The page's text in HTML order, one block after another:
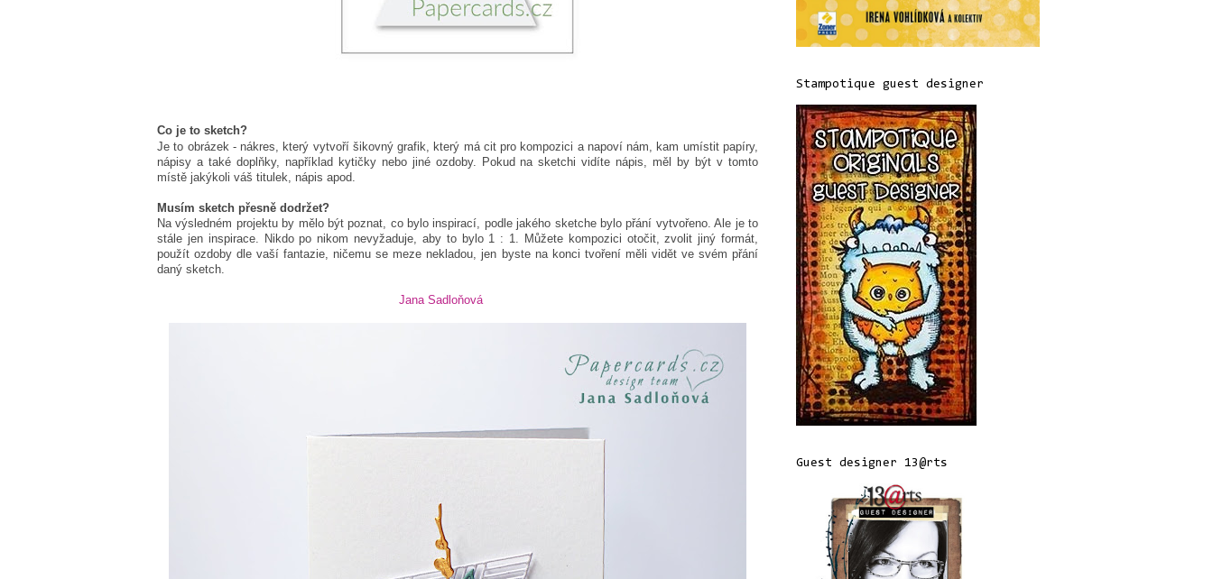
Co je to sketch?
Je to obrázek - nákres, který vytvoří šikovný grafik, který má cit pro kompozici a napoví nám, kam umístit papíry,
nápisy a také doplňky, například kytičky nebo jiné ozdoby. Pokud na sketchi vidíte nápis, měl by být v tomto
místě jakýkoli váš titulek, nápis apod.
Musím sketch přesně dodržet?
Na výsledném projektu by mělo být poznat, co bylo inspirací, podle jakého sketche bylo přání vytvořeno. Ale je to
stále jen inspirace. Nikdo po nikom nevyžaduje, aby to bylo 1 : 1. Můžete kompozici otočit, zvolit jiný formát,
použít ozdoby dle vaší fantazie, ničemu se meze nekladou, jen byste na konci tvoření měli vidět ve svém přání
daný sketch.
Jana Sadloňová
Stampotique guest designer
Guest designer 13@rts